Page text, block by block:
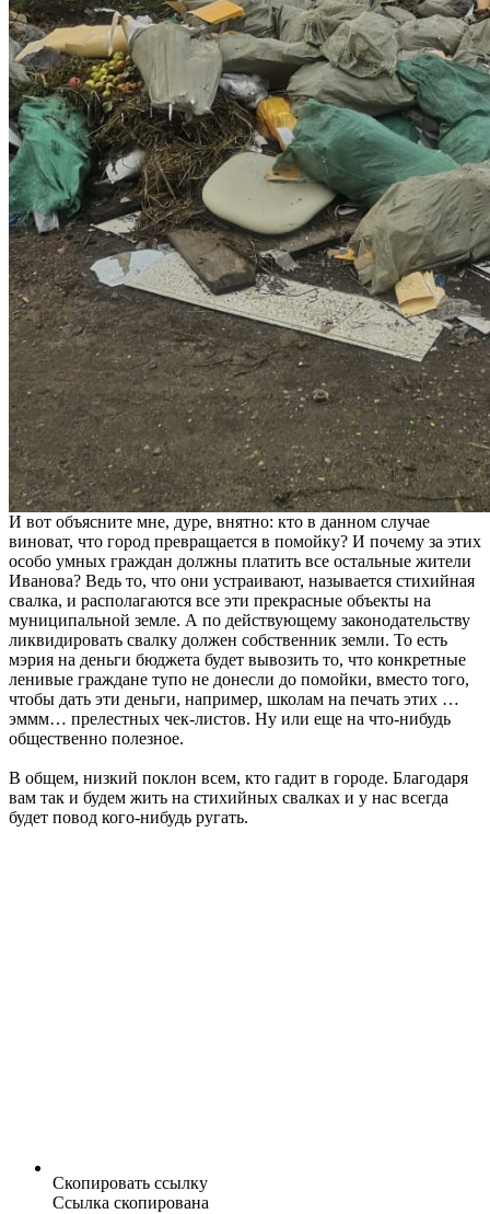
И вот объясните мне, дуре, внятно: кто в данном случае
виноват, что город превращается в помойку? И почему за этих
особо умных граждан должны платить все остальные жители
Иванова? Ведь то, что они устраивают, называется стихийная
свалка, и располагаются все эти прекрасные объекты на
муниципальной земле. А по действующему законодательству
ликвидировать свалку должен собственник земли. То есть
мэрия на деньги бюджета будет вывозить то, что конкретные
ленивые граждане тупо не донесли до помойки, вместо того,
чтобы дать эти деньги, например, школам на печать этих …
эммм… прелестных чек-листов. Ну или еще на что-нибудь
общественно полезное.
В общем, низкий поклон всем, кто гадит в городе. Благодаря
вам так и будем жить на стихийных свалках и у нас всегда
будет повод кого-нибудь ругать.
Скопировать ссылку
Ссылка скопирована